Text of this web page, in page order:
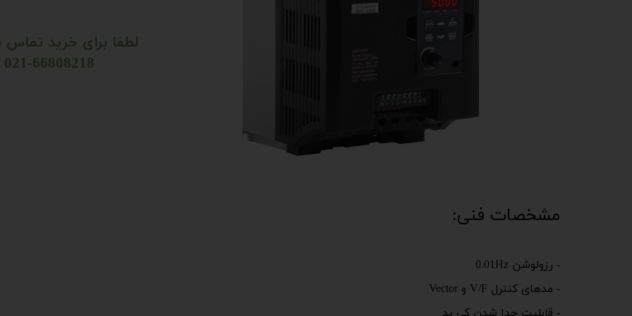
مشخصات فنی:
- رزولوشن 0.01Hz
- مدهای کنترل V/F و Vector
لطفا برای خرید تماس
​​​​​​​021-66808218